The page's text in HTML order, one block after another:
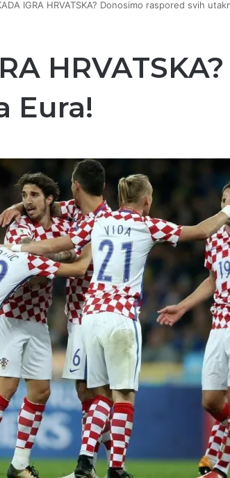
IGRA HRVATSKA? Donosimo raspored svih
Eura!